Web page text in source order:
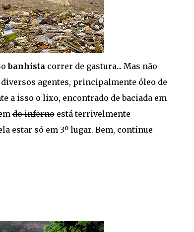
banhista correr de gastura... Mas não
agentes, principalmente óleo de
a isso o lixo, encontrado de baciada em
do infernoestá terrivelmente
estar só em 3º lugar. Bem, continue